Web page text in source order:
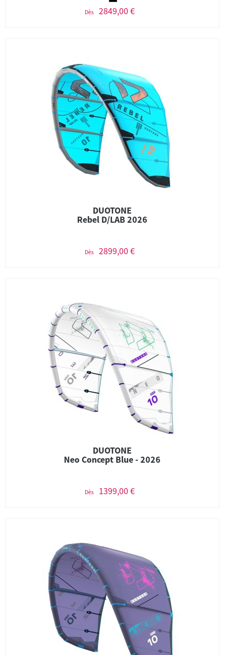
Dès 2849,00 €
DUOTONE
Rebel D/LAB 2026
Dès 2899,00 €
DUOTONE
Neo Concept Blue - 2026
Dès 1399,00 €